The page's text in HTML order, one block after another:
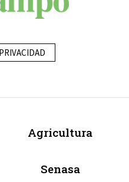
Agricultura
Senasa